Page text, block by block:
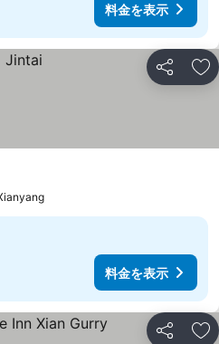
料金を表示
シェア お
料金を表示
シェア お